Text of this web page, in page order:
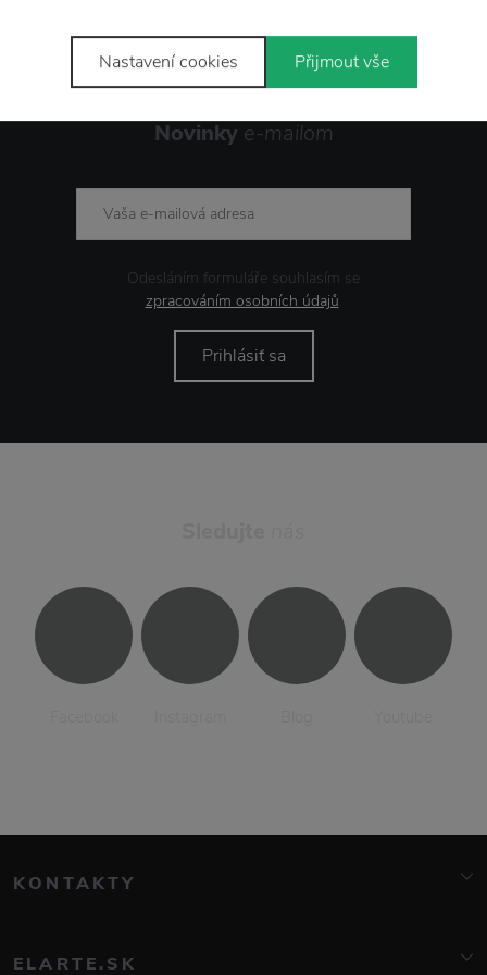
Novinky e-mailom
Odesláním formuláře souhlasím se
zpracováním osobních údajů.
Prihlásiť sa
KONTAKTY
+420 776 081 000
ELARTE.SK
Nastavení cookies Přijmout vše